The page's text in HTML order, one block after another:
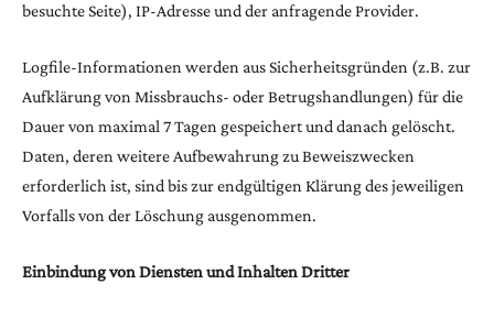
besuchte Seite), IP-Adresse und der anfragende Provider.
Logfile-Informationen werden aus Sicherheitsgründen (z.B. zur
Aufklärung von Missbrauchs- oder Betrugshandlungen) für die
Dauer von maximal 7 Tagen gespeichert und danach gelöscht.
Daten, deren weitere Aufbewahrung zu Beweiszwecken
erforderlich ist, sind bis zur endgültigen Klärung des jeweiligen
Vorfalls von der Löschung ausgenommen.
Einbindung von Diensten und Inhalten Dritter